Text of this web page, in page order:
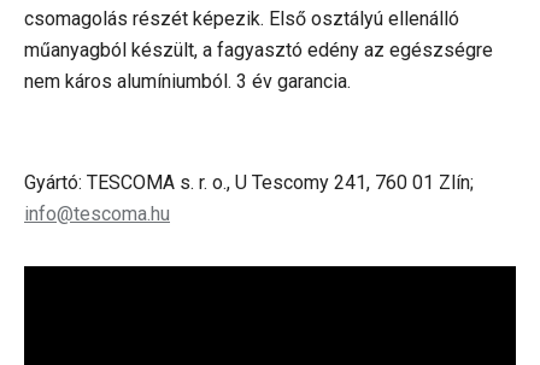
csomagolás részét képezik. Első osztályú ellenálló
műanyagból készült, a fagyasztó edény az egészségre
nem káros alumíniumból. 3 év garancia.
Gyártó: TESCOMA s. r. o., U Tescomy 241, 760 01 Zlín;
info@tescoma.hu